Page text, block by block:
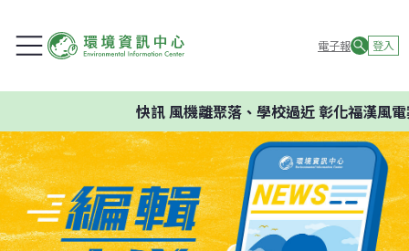
電子報 登入
快訊風機離聚落、學校過近 彰化福漢風電